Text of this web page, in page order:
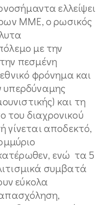
ελλείψει
ΜΜΕ, ο ρωσικός
με την
πεσμένη
φρόνημα και
υπερδύναμης
και τη
διαχρονικού
αποδεκτό,
ενώ τα 5
συμβατά
εύκολα